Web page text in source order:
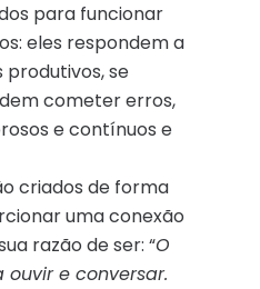
para funcionar
eles respondem a
produtivos, se
cometer erros,
e contínuos e
criados de forma
uma conexão
razão de ser: “O
e conversar.